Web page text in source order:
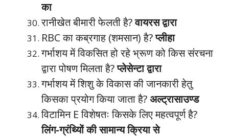
का
रानीखेत बीमारी फेलती है?वायरस द्वारा
RBC का कब्रगाह (शमसान) है?प्लीहा
गर्भाशय में विकसित हो रहे भ्रूण को किस संरचना
द्वारा पोषण मिलता है?प्लेसेन्टा द्वारा
गर्भाशय में शिशु के विकास की जानकारी हेतु
किसका प्रयोग किया जाता है?अल्ट्रासाउण्ड
विटामिन E विशेषतः किसके लिए महत्वपूर्ण है?
लिंग-ग्रंथ्यिों की सामान्य क्रिया से